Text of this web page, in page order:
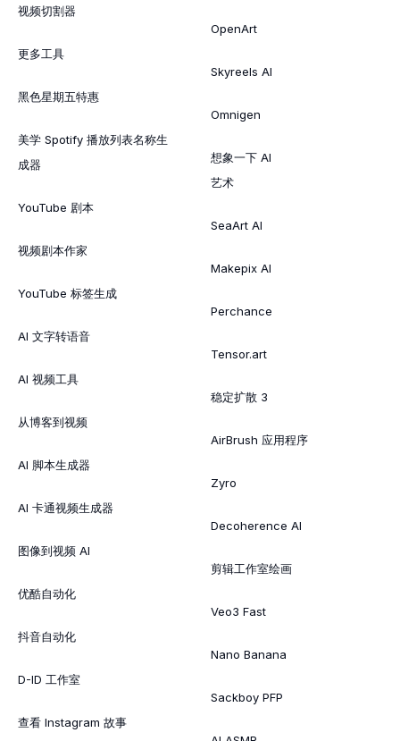
视频切割器
更多工具
黑色星期五特惠
美学 Spotify 播放列表名称生
成器
YouTube 剧本
视频剧本作家
YouTube 标签生成
AI 文字转语音
AI 视频工具
从博客到视频
AI 脚本生成器
AI 卡通视频生成器
图像到视频 AI
优酷自动化
抖音自动化
D-ID 工作室
查看 Instagram 故事
OpenArt
Skyreels AI
Omnigen
想象一下 AI
艺术
SeaArt AI
Makepix AI
Perchance
Tensor.art
稳定扩散 3
AirBrush 应用程序
Zyro
Decoherence AI
剪辑工作室绘画
Veo3 Fast
Nano Banana
Sackboy PFP